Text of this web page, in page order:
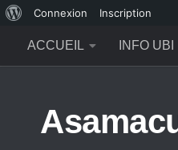
propos
de
Connexion Inscription
ACCUEIL
INFO UBI